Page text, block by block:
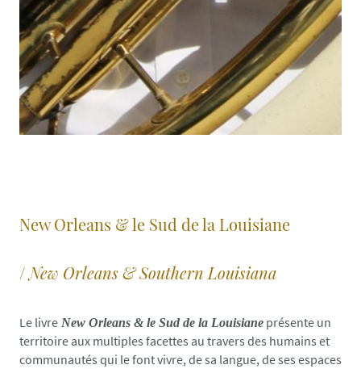
New Orleans & le Sud de la Louisiane
/ New Orleans & Southern Louisiana
Le livre New Orleans & le Sud de la Louisiane présente un
territoire aux multiples facettes au travers des humains et
communautés qui le font vivre, de sa langue, de ses espaces